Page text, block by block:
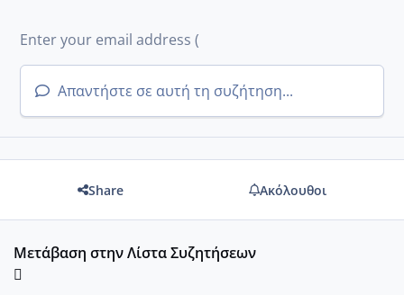
Απαντήστε σε αυτή τη συζήτηση...
Share Ακόλουθοι
Μετάβαση στην Λίστα Συζητήσεων